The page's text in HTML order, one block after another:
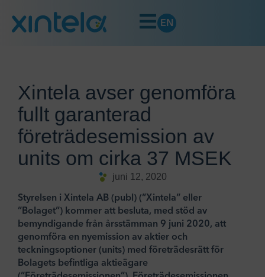
EN
Xintela avser genomföra
fullt garanterad
företrädesemission av
units om cirka 37 MSEK
juni 12, 2020
Styrelsen i Xintela AB (publ) (”Xintela” eller
”Bolaget”) kommer att besluta, med stöd av
bemyndigande från årsstämman 9 juni 2020, att
genomföra en nyemission av aktier och
teckningsoptioner (units) med företrädesrätt för
Bolagets befintliga aktieägare